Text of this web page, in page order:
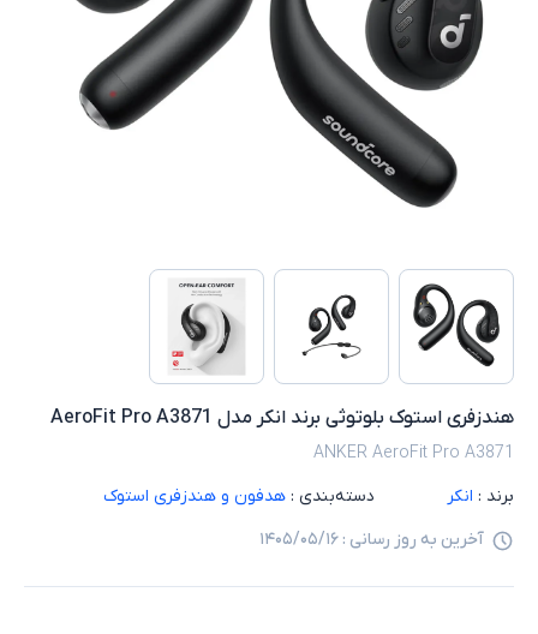
هندزفری استوک بلوتوثی برند انکر مدل AeroFit Pro A3871
ANKER AeroFit Pro A3871
برند : انکر دسته‌بندی : هدفون و هندزفری استوک
آخرین به روز رسانی : ۱۴۰۵/۰۵/۱۶